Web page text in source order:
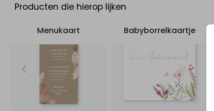
Producten die hierop lijken
Menukaart Babyborrelkaartje